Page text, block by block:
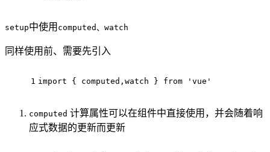
setup中使用 computed、watch
同样使用前、需要先引入
1 import { computed,watch } from 'vue'
computed 计算属性可以在组件中直接使用，并会随着响
应式数据的更新而更新